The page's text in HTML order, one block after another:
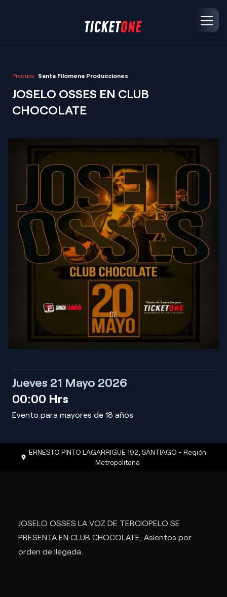
Produce Santa Filomena Producciones
JOSELO OSSES EN CLUB
CHOCOLATE
Jueves 21 Mayo 2026
00:00 Hrs
Evento para mayores de 18 años
ERNESTO PINTO LAGARRIGUE 192 ,SANTIAGO -Región
Metropolitana
JOSELO OSSES LA VOZ DE TERCIOPELO SE
PRESENTA EN CLUB CHOCOLATE, Asientos por
orden de llegada.